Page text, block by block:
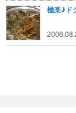
極楽♪ド